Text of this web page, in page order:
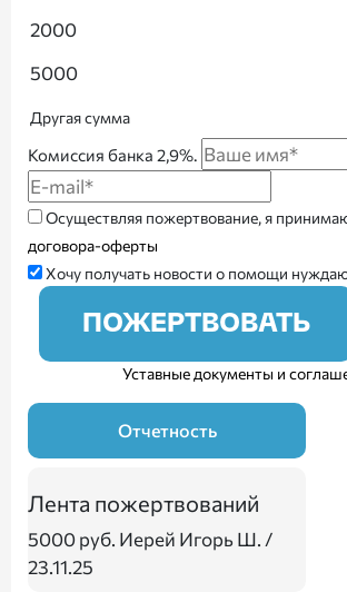
2000
5000
Другая сумма
Комиссия банка 2,9%.
Осуществляя пожертвование, я
договора-оферты
Хочу получать новости о помощи
ПОЖЕРТВОВАТЬ
Уставные документы и
Отчетность
Лента пожертвований
5000 руб. Иерей Игорь Ш. /
23.11.25